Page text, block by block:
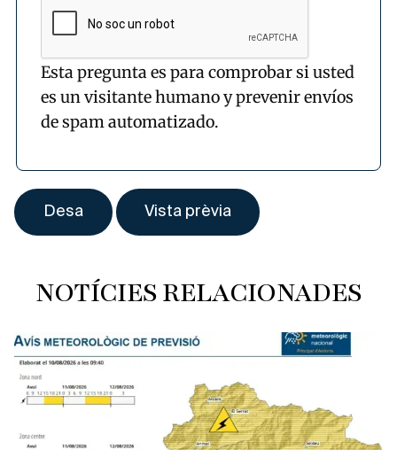
Esta pregunta es para comprobar si usted
es un visitante humano y prevenir envíos
de spam automatizado.
NOTÍCIES RELACIONADES